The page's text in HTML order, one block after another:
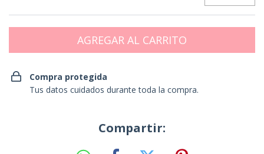
Compra protegida
Tus datos cuidados durante toda la compra.
Compartir: